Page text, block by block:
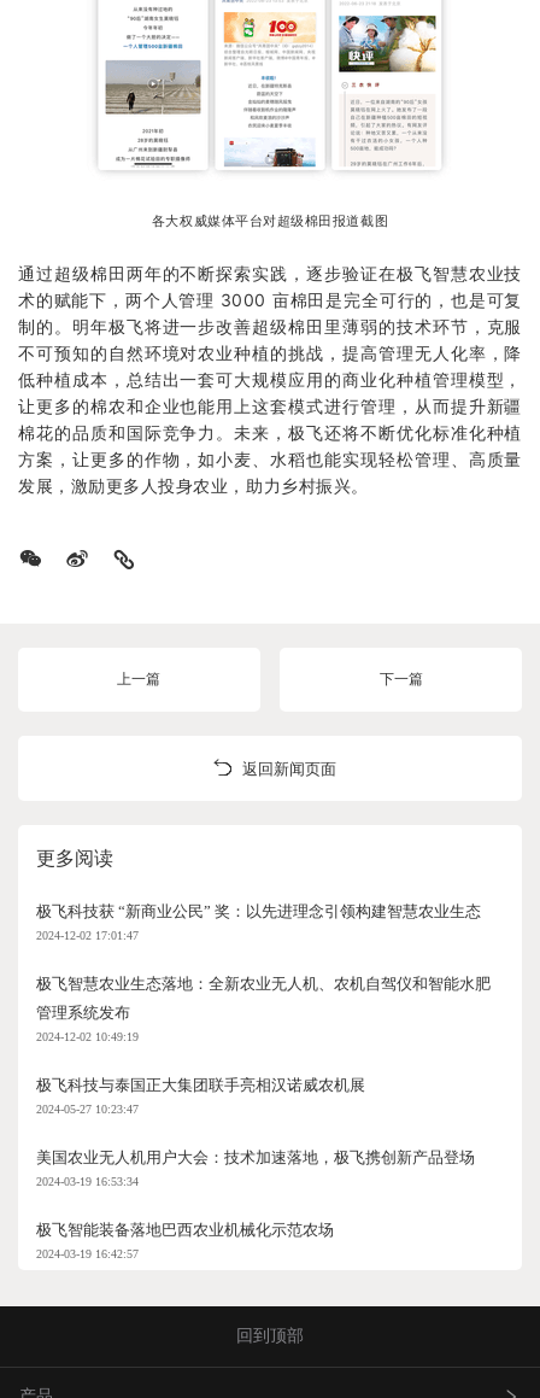
各大权威媒体平台对超级棉田报道截图
通过超级棉田两年的不断探索实践，逐步验证在极飞智慧农业技
术的赋能下，两个人管理 3000 亩棉田是完全可行的，也是可复
制的。明年极飞将进一步改善超级棉田里薄弱的技术环节，克服
不可预知的自然环境对农业种植的挑战，提高管理无人化率，降
低种植成本，总结出一套可大规模应用的商业化种植管理模型，
让更多的棉农和企业也能用上这套模式进行管理，从而提升新疆
棉花的品质和国际竞争力。未来，极飞还将不断优化标准化种植
方案，让更多的作物，如小麦、水稻也能实现轻松管理、高质量
发展，激励更多人投身农业，助力乡村振兴。
上一篇 下一篇
返回新闻页面
更多阅读
极飞科技获 “新商业公民” 奖：以先进理念引领构建智慧农业生态
2024-12-02 17:01:47
极飞智慧农业生态落地：全新农业无人机、农机自驾仪和智能水肥
管理系统发布
2024-12-02 10:49:19
极飞科技与泰国正大集团联手亮相汉诺威农机展
2024-05-27 10:23:47
美国农业无人机用户大会：技术加速落地，极飞携创新产品登场
2024-03-19 16:53:34
极飞智能装备落地巴西农业机械化示范农场
2024-03-19 16:42:57
回到顶部